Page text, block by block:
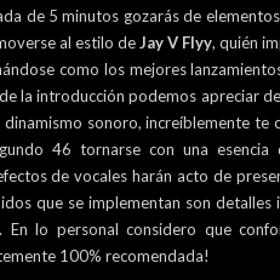
de 5 minutos gozarás de
al estilo deJay V Flyy, quién
como los mejores
la introducción podemos apreciar
sonoro, increíblemente te
46 tornarse con una esencia
de vocales harán acto de
que se implementan son
En lo personal considero que
100% recomendada!